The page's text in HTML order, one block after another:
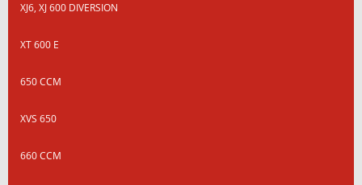
XJ6, XJ 600 DIVERSION
XT 600 E
650 CCM
XVS 650
660 CCM